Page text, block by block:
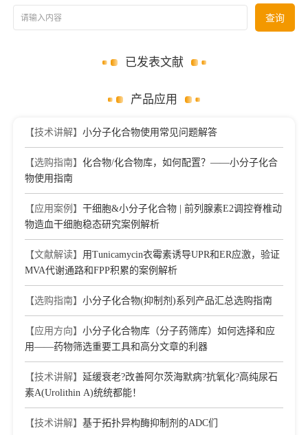
请输入内容 查询
已发表文献
产品应用
【技术讲解】 小分子化合物使用常见问题解答
【选购指南】 化合物/化合物库，如何配置？——小分子化合
物使用指南
【应用案例】 干细胞&小分子化合物 | 前列腺素E2调控脊椎动
物造血干细胞稳态研究案例解析
【文献解读】 用Tunicamycin衣霉素诱导UPR和ER应激，验证
MVA代谢通路和FPP积累的案例解析
【选购指南】 小分子化合物(抑制剂)系列产品汇总选购指南
【应用方向】 小分子化合物库（分子药筛库）如何选择和应
用——药物筛选重要工具和高分文章的利器
【技术讲解】 延缓衰老?改善阿尔茨海默病?抗氧化?高纯尿石
素A(Urolithin A)统统都能！
【技术讲解】 基于拓扑异构酶抑制剂的ADC们